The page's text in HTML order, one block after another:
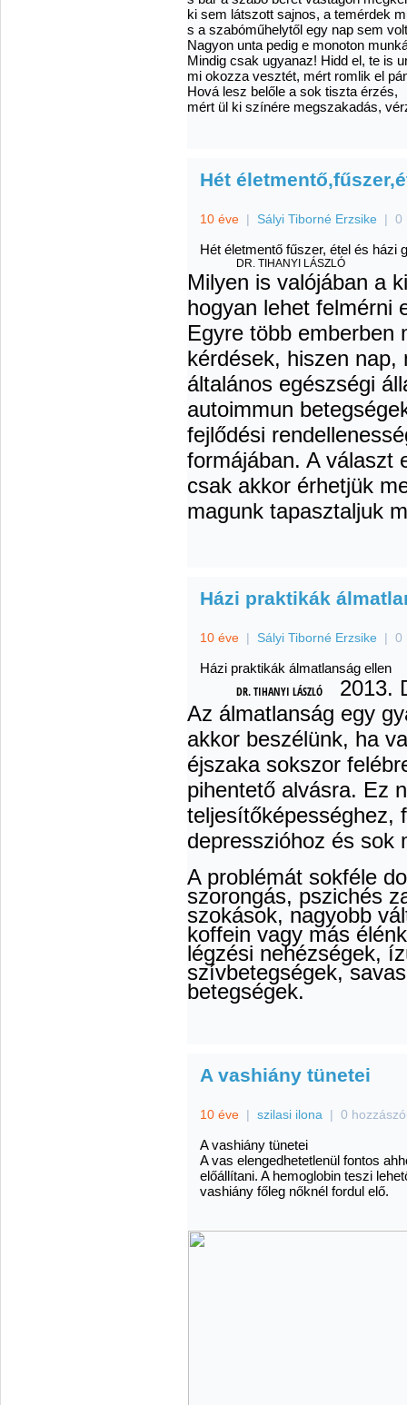
ki sem látszott sajnos, a temérdek
s a szabóműhelytől egy nap sem
Nagyon unta pedig e monoton
Mindig csak ugyanaz! Hidd el, te is
mi okozza vesztét, mért romlik el
Hová lesz belőle a sok tiszta érzés,
mért ül ki színére megszakadás,
Hét
10 éve | Sályi Tiborné Erzsike | 0
Hét életmentő fűszer, étel és házi
DR. TIHANYI LÁSZLÓ
Milyen is valójában a
hogyan lehet felmérni
Egyre több emberben
kérdések, hiszen nap,
általános egészségi
autoimmun
fejlődési
formájában. A választ
csak akkor érhetjük
magunk tapasztaljuk
Házi praktikák
10 éve | Sályi Tiborné Erzsike | 0
Házi praktikák álmatlanság ellen
DR. TIHANYI LÁSZLÓ
2013.
Az álmatlanság egy
akkor beszélünk, ha
éjszaka sokszor
pihentető alvásra. Ez
teljesítőképességhez,
depresszióhoz és sok
A problémát sokféle
szorongás, pszichés
szokások, nagyobb
koffein vagy más
légzési nehézségek,
szívbetegségek,
betegségek.
A vashiány tünetei
10 éve | szilasi ilona | 0
A vashiány tünetei
A vas elengedhetetlenül fontos
előállítani. A hemoglobin teszi
vashiány főleg nőknél fordul elő.